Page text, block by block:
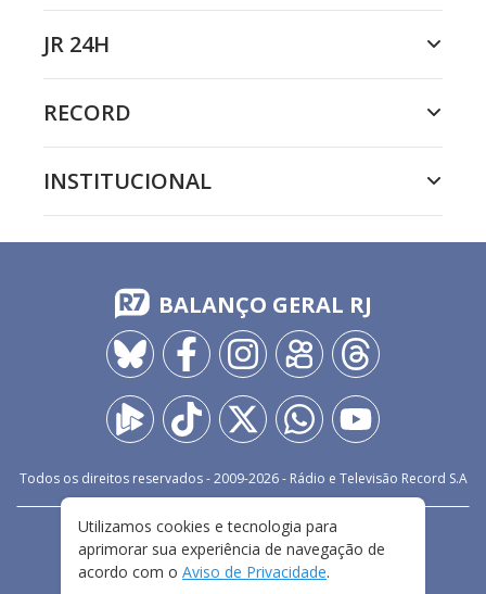
JR 24H
RECORD
INSTITUCIONAL
BALANÇO GERAL RJ
Todos os direitos reservados - 2009-2026- Rádio e Televisão Record S.A
FALE CONOSCO
PRIVACIDADE
TERMOS E CONDIÇÕES DE USO
Utilizamos cookies e tecnologia para
aprimorar sua experiência de navegação de
acordo com o Aviso de Privacidade.